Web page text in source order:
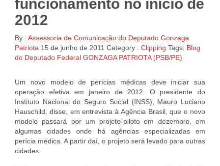
funcionamento no início de
2012
By : Assessoria de Comunicação do Deputado Gonzaga
Patriota 15 de junho de 2011 Category : Clipping Tags: Blog
do Deputado Federal GONZAGA PATRIOTA (PSB/PE)
Um novo modelo de perícias médicas deve iniciar sua
operação efetiva em janeiro de 2012. O presidente do
Instituto Nacional do Seguro Social (INSS), Mauro Luciano
Hauschild, disse, em entrevista à Agência Brasil, que o novo
modelo passará por um projeto-piloto em dezembro, em
algumas cidades onde há agências especializadas em
perícia médica. A partir daí, o projeto será levado para outras
cidades.